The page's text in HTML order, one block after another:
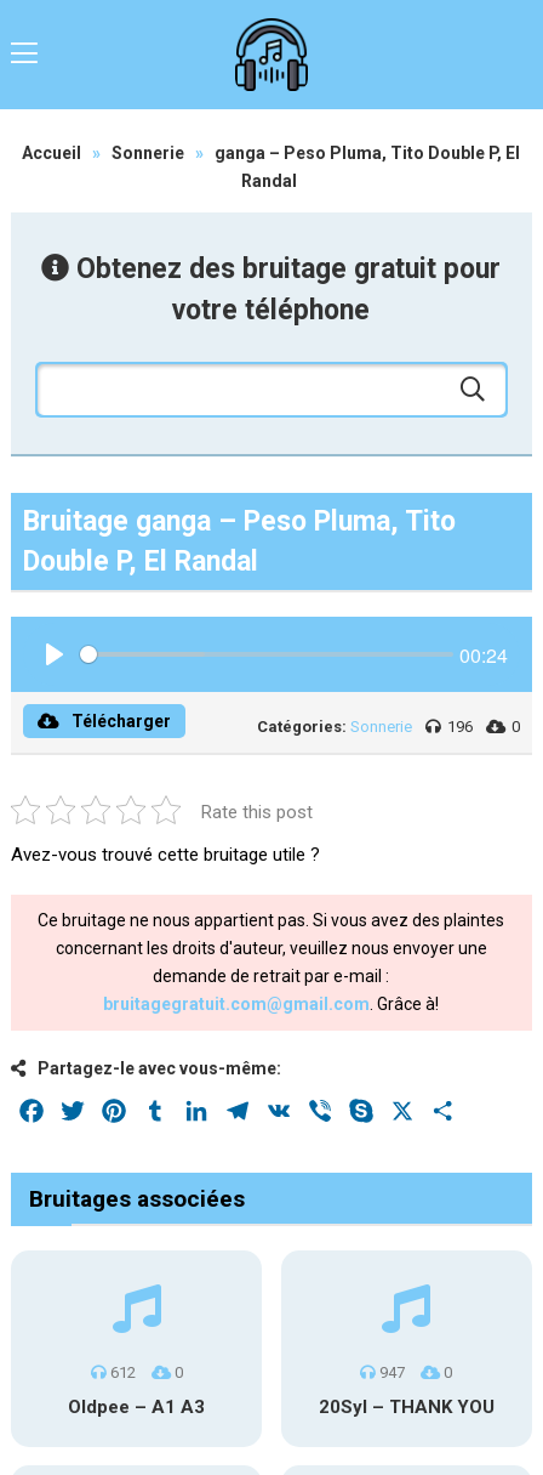
Accueil » Sonnerie »
ganga – Peso Pluma, Tito Double P, El
Randal
Obtenez des bruitage gratuit pour
votre téléphone
Bruitage ganga – Peso Pluma, Tito
Double P, El Randal
00:24
Télécharger Catégories: Sonnerie 196 0
Rate this post
Avez-vous trouvé cette bruitage utile ?
Ce bruitage ne nous appartient pas. Si vous avez des plaintes
concernant les droits d'auteur, veuillez nous envoyer une
demande de retrait par e-mail :
bruitagegratuit.com@gmail.com . Grâce à!
Partagez-le avec vous-même:
Facebook
Twitter PinterestTumblrLinkedInTelegram
VK Viber Skype
Bruitages associées
612 0
Oldpee – A1 A3
947 0
20Syl – THANK YOU